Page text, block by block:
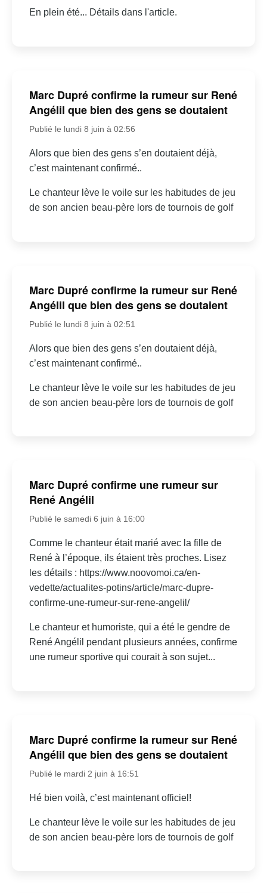
En plein été... Détails dans l'article.
Marc Dupré confirme la rumeur sur René
Angélil que bien des gens se doutaient
Publié le lundi 8 juin à 02:56
Alors que bien des gens s’en doutaient déjà,
c’est maintenant confirmé..
Le chanteur lève le voile sur les habitudes de jeu
de son ancien beau-père lors de tournois de golf
Marc Dupré confirme la rumeur sur René
Angélil que bien des gens se doutaient
Publié le lundi 8 juin à 02:51
Alors que bien des gens s’en doutaient déjà,
c’est maintenant confirmé..
Le chanteur lève le voile sur les habitudes de jeu
de son ancien beau-père lors de tournois de golf
Marc Dupré confirme une rumeur sur
René Angélil
Publié le samedi 6 juin à 16:00
Comme le chanteur était marié avec la fille de
René à l’époque, ils étaient très proches. Lisez
les détails : https://www.noovomoi.ca/en-
vedette/actualites-potins/article/marc-dupre-
confirme-une-rumeur-sur-rene-angelil/
Le chanteur et humoriste, qui a été le gendre de
René Angélil pendant plusieurs années, confirme
une rumeur sportive qui courait à son sujet...
Marc Dupré confirme la rumeur sur René
Angélil que bien des gens se doutaient
Publié le mardi 2 juin à 16:51
Hé bien voilà, c’est maintenant officiel!
Le chanteur lève le voile sur les habitudes de jeu
de son ancien beau-père lors de tournois de golf